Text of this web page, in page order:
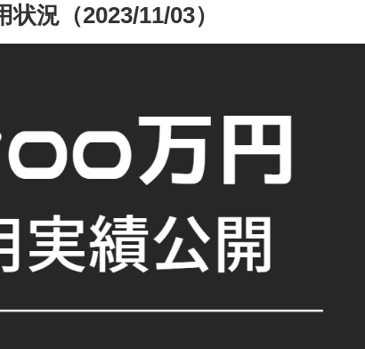
状況（2023/11/03）